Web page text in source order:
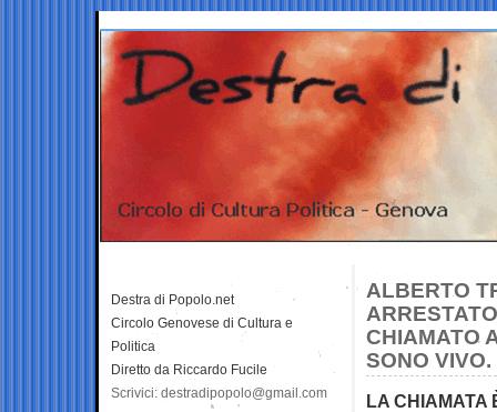
ALBERTO
CHIAMATO
SONO
LA CHIAMATA
Destra di Popolo.net
Circolo Genovese di Cultura e
Politica
Diretto da Riccardo Fucile
Scrivici: destradipopolo@gmail.com